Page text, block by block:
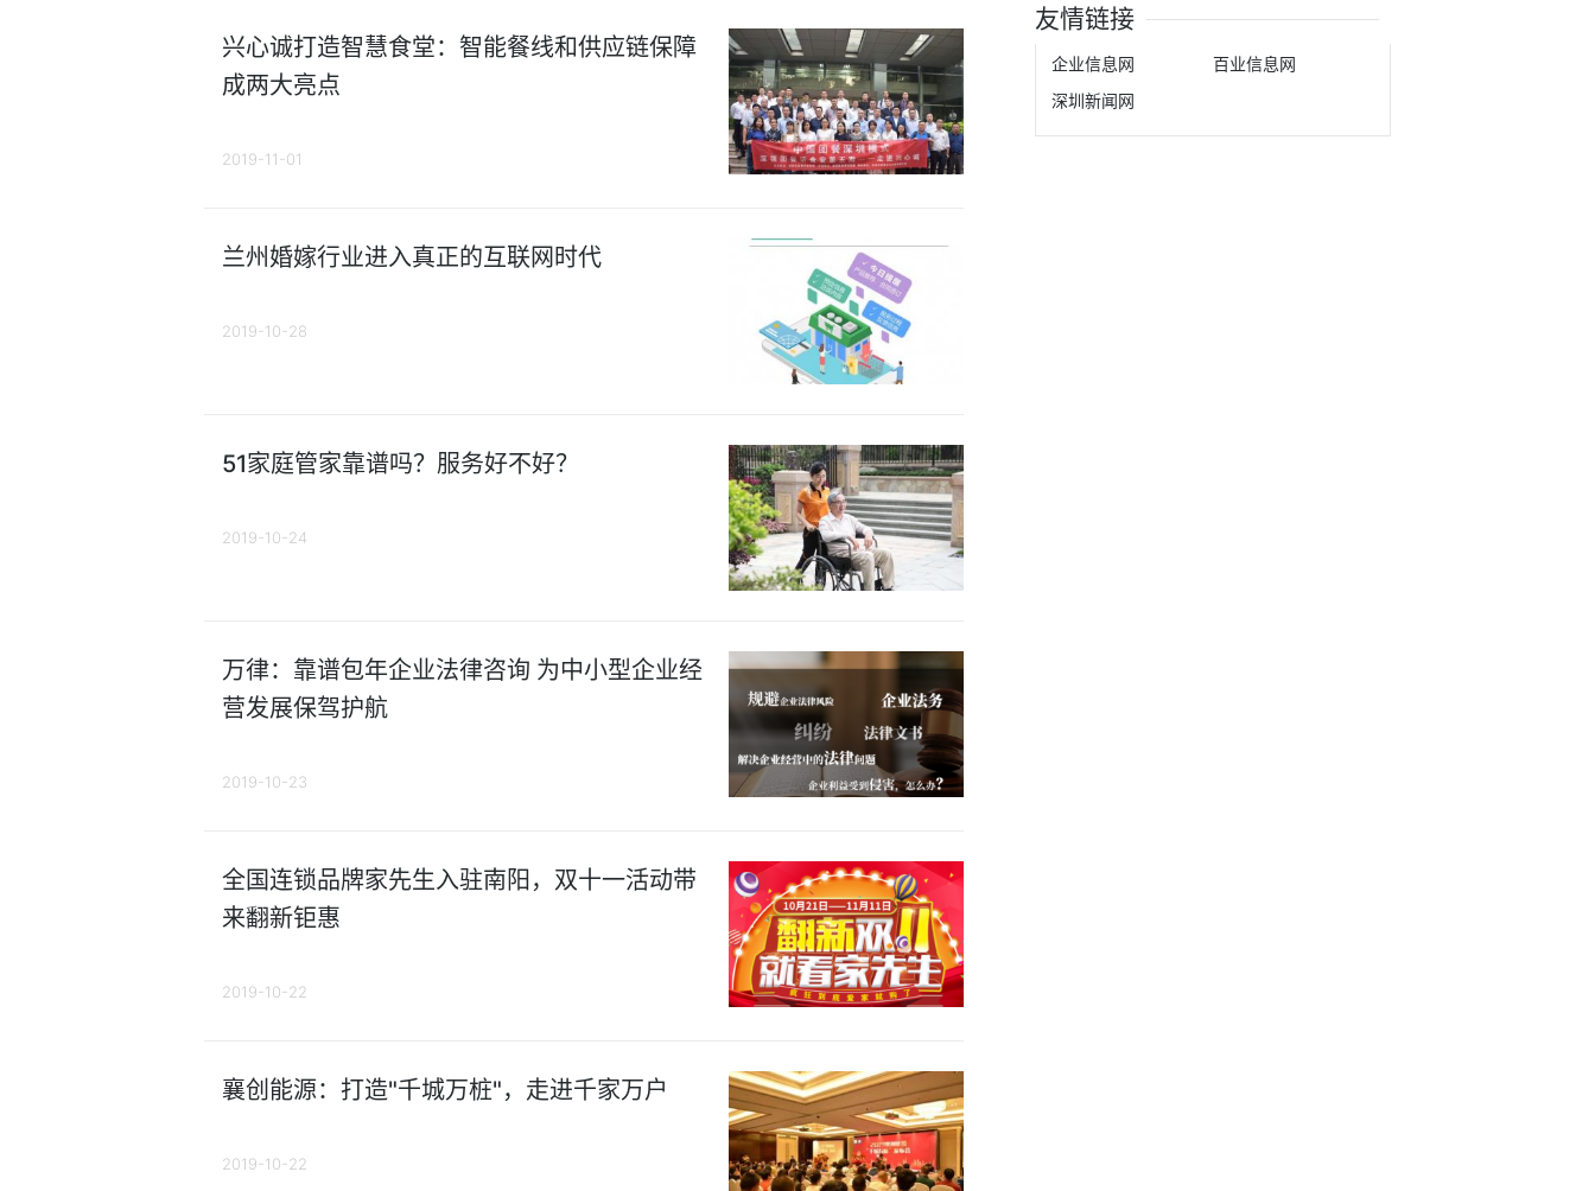
兴心诚打造智慧食堂：智能餐线和供应链保障
成两大亮点
2019-11-01
兰州婚嫁行业进入真正的互联网时代
2019-10-28
51家庭管家靠谱吗？服务好不好？
2019-10-24
万律：靠谱包年企业法律咨询 为中小型企业经
营发展保驾护航
2019-10-23
全国连锁品牌家先生入驻南阳，双十一活动带
来翻新钜惠
2019-10-22
襄创能源：打造"千城万桩"，走进千家万户
2019-10-22
友情链接
企业信息网
百业信息网
深圳新闻网